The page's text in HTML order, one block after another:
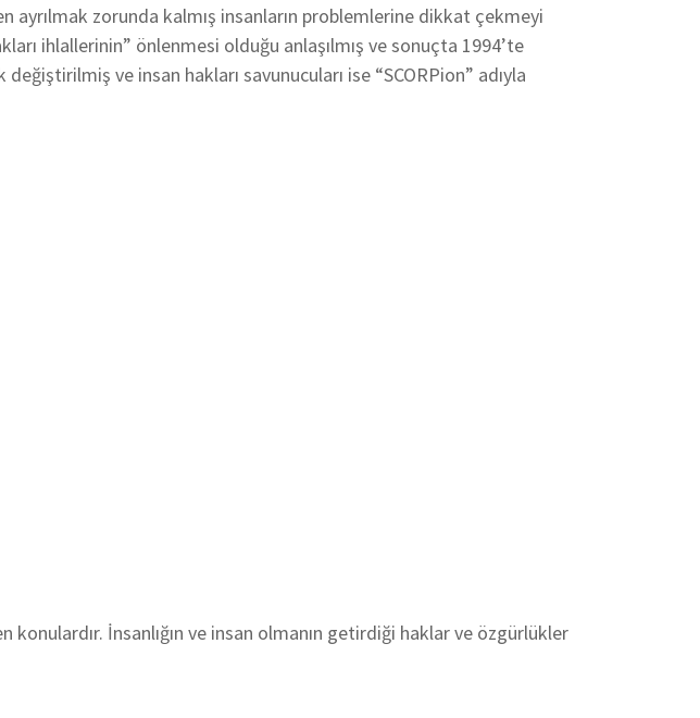
ayrılmak zorunda kalmış insanların problemlerine dikkat çekmeyi
ihlallerinin” önlenmesi olduğu anlaşılmış ve sonuçta 1994’te
ve insan hakları savunucuları ise “SCORPion” adıyla
İnsanlığın ve insan olmanın getirdiği haklar ve özgürlükler